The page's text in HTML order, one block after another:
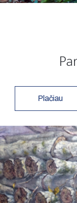
Plačiau